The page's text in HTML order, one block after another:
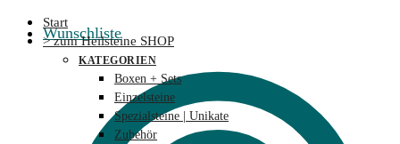
Wunschliste
Start
> zum Heilsteine SHOP
KATEGORIEN
Boxen + Sets
Einzelsteine
Spezialsteine | Unikate
Zubehör